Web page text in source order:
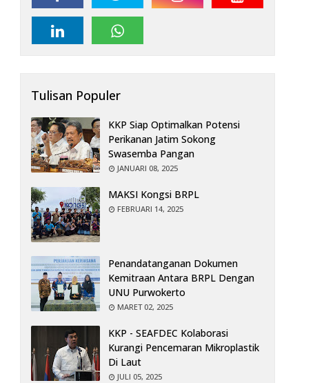
Tulisan Populer
KKP Siap Optimalkan Potensi
Perikanan Jatim Sokong
Swasemba Pangan
JANUARI 08, 2025
MAKSI Kongsi BRPL
FEBRUARI 14, 2025
Penandatanganan Dokumen
Kemitraan Antara BRPL Dengan
UNU Purwokerto
MARET 02, 2025
KKP - SEAFDEC Kolaborasi
Kurangi Pencemaran Mikroplastik
Di Laut
JULI 05, 2025